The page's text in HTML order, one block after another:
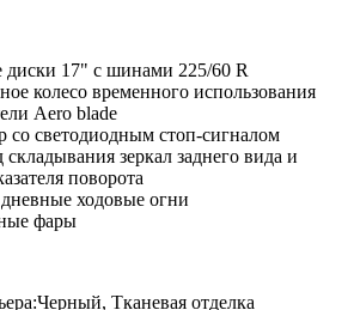
диски 17" с шинами 225/60 R
колесо временного использования
Aero blade
со светодиодным стоп-сигналом
зеркал заднего вида и
поворота
ходовые огни
фары
Тканевая отделка